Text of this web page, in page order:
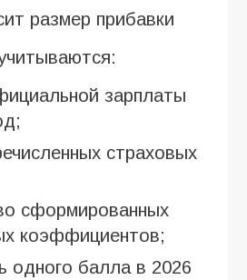
размер прибавки
зарплаты
страховых
сформированных
коэффициентов;
одного балла в 2026